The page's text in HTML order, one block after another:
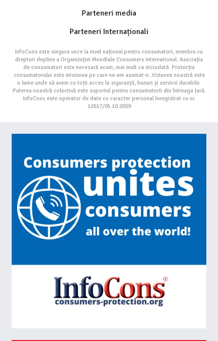
Parteneri media
Parteneri Internaționali
InfoCons este singura voce la nivel național pentru consumatori, membru cu
drepturi depline a Organizației Mondiale Consumers International. Asociația
de consumatori este necesară acum, mai mult ca niciodată. Protecția
consumatorului este misiunea pe care ne-am asumat-o. Viziunea noastră este
o lume unde să avem cu toții acces la siguranță, bunuri și servicii durabile.
Puterea noastră colectivă este suportul pentru consumatorii din întreaga țară.
InfoCons este operator de date cu caracter personal înregistrat cu nr.
12617/05.10.2009